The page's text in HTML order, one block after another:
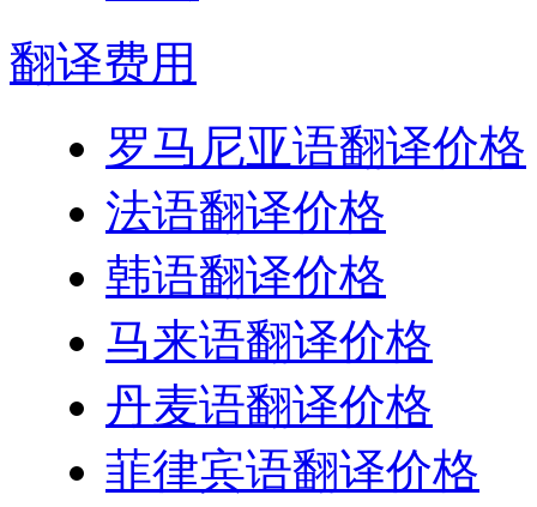
翻译费用
罗马尼亚语翻译价格
法语翻译价格
韩语翻译价格
马来语翻译价格
丹麦语翻译价格
菲律宾语翻译价格